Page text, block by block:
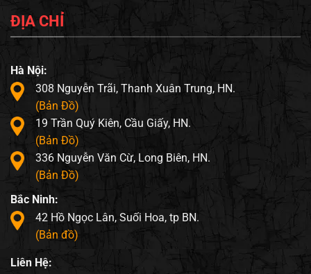
ĐỊA CHỈ
Hà Nội:
308 Nguyễn Trãi, Thanh Xuân Trung, HN.
(Bản Đồ)
19 Trần Quý Kiên, Cầu Giấy, HN.
(Bản Đồ)
336 Nguyễn Văn Cừ, Long Biên, HN.
(Bản Đồ)
Bắc Ninh:
42 Hồ Ngọc Lân, Suối Hoa, tp BN.
(Bản đồ)
Liên Hệ: